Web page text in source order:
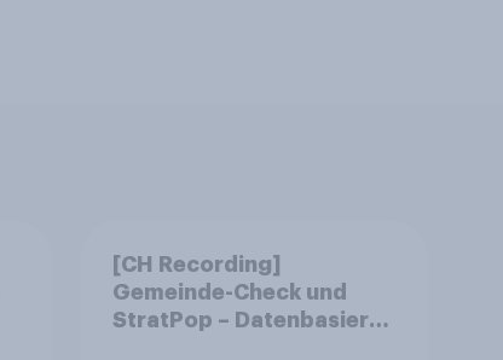
[CH Recording]
Gemeinde-Check und
StratPop – Datenbasierte